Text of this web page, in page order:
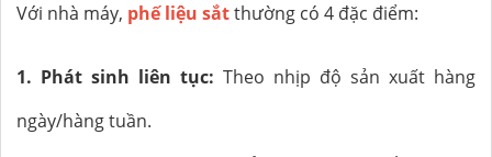
Với nhà máy, phế liệu sắtthường có 4 đặc điểm:
1. Phát sinh liên tục: Theo nhịp độ sản xuất hàng
ngày/hàng tuần.